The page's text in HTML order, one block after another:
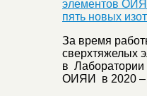
За время
сверхтяжелых
в Лаборатории
ОИЯИ в 2020 –